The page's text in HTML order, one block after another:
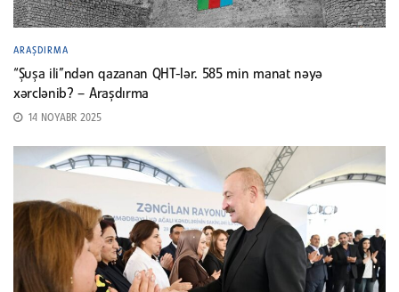
ARAŞDIRMA
“Şuşa ili”ndən qazanan QHT-lər. 585 min manat nəyə
xərclənib? – Araşdırma
14 NOYABR 2025